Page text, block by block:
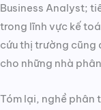
Business Analyst;
trong lĩnh vực kế
cứu thị trường cũng
cho những nhà
Tóm lại, nghề phân